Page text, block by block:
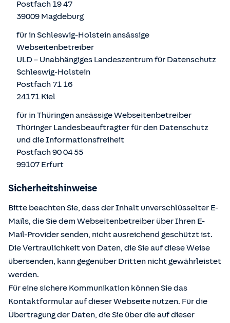
Postfach 19 47
39009 Magdeburg
für in Schleswig-Holstein ansässige
Webseitenbetreiber
ULD – Unabhängiges Landeszentrum für Datenschutz
Schleswig-Holstein
Postfach 71 16
24171 Kiel
für in Thüringen ansässige Webseitenbetreiber
Thüringer Landesbeauftragter für den Datenschutz
und die Informationsfreiheit
Postfach 90 04 55
99107 Erfurt
Sicherheitshinweise
Bitte beachten Sie, dass der Inhalt unverschlüsselter E-
Mails, die Sie dem Webseitenbetreiber über Ihren E-
Mail-Provider senden, nicht ausreichend geschützt ist.
Die Vertraulichkeit von Daten, die Sie auf diese Weise
übersenden, kann gegenüber Dritten nicht gewährleistet
werden.
Für eine sichere Kommunikation können Sie das
Kontaktformular auf dieser Webseite nutzen. Für die
Übertragung der Daten, die Sie über die auf dieser